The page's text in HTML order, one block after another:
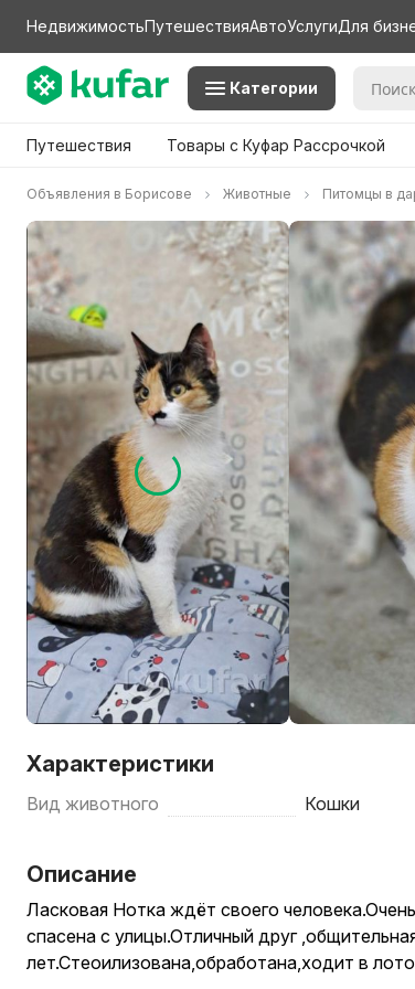
НедвижимостьПутешествияАвтоУслугиДля
Категории
Путешествия Товары с Куфар Рассрочкой
Объявления в Борисове Животные Питомцы в
Характеристики
Вид животного Кошки
Описание
Ласковая Нотка ждёт своего
спасена с улицы.Отличный друг
лет.Стеоилизована,обработана,ходит в